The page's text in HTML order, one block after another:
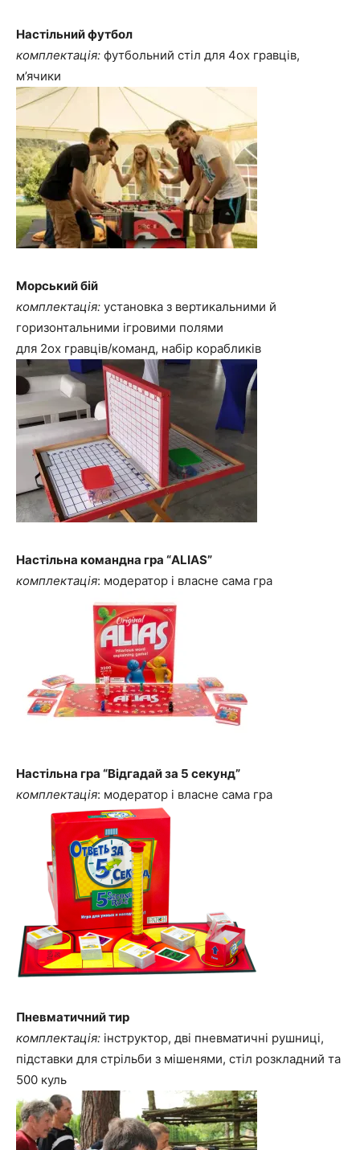
Настільний футбол
комплектація: футбольний стіл для 4ох гравців,
м’ячики
Морський бій
комплектація: установка з вертикальними й
горизонтальними ігровими полями
для 2ох гравців/команд, набір корабликів
Настільна командна гра “ALIAS”
комплектація: модератор і власне сама гра
Настільна гра “Відгадай за 5 секунд”
комплектація: модератор і власне сама гра
Пневматичний тир
комплектація: інструктор, дві пневматичні рушниці,
підставки для стрільби з мішенями, стіл розкладний та
500 куль